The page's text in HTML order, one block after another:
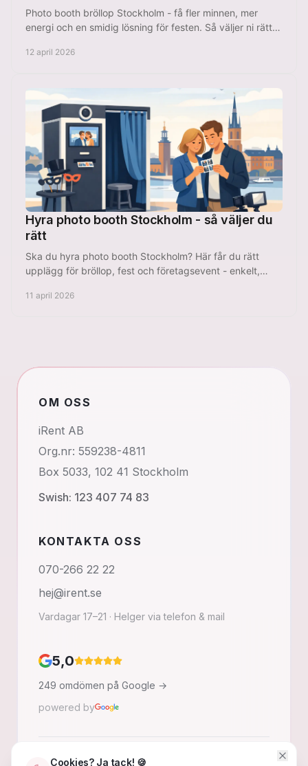
Photo booth bröllop Stockholm - få fler minnen, mer
energi och en smidig lösning för festen. Så väljer ni rätt
12 april 2026
Hyra photo booth Stockholm - så väljer du
rätt
Ska du hyra photo booth Stockholm? Här får du rätt
upplägg för bröllop, fest och företagsevent - enkelt,
11 april 2026
OM OSS
iRent AB
Org.nr: 559238-4811
Box 5033, 102 41 Stockholm
Swish: 123 407 74 83
KONTAKTA OSS
070-266 22 22
hej@irent.se
Vardagar 17–21 · Helger via telefon & mail
5,0
249 omdömen på Google →
powered by
Cookies? Ja tack! 🍪